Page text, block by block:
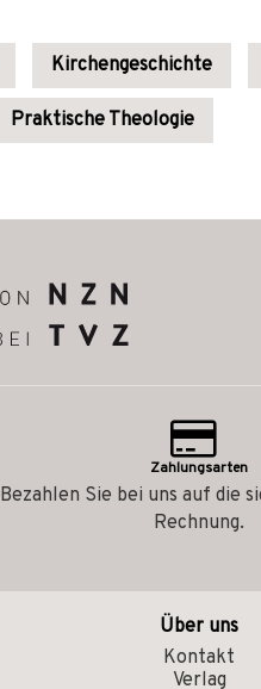
Kirchengeschichte
Praktische Theologie
Zahlungsarten
Bezahlen Sie bei uns auf die
Rechnung.
Über uns
Kontakt
Verlag